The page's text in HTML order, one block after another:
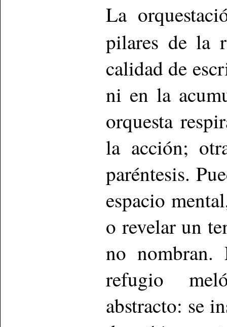
La
pilares de la
calidad de
ni en la
orquesta
la acción;
paréntesis.
espacio
o revelar un
no nombran.
refugio
abstracto: se